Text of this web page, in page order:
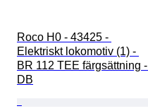
Roco H0 - 43425 -
Elektriskt lokomotiv (1) -
BR 112 TEE färgsättning -
DB